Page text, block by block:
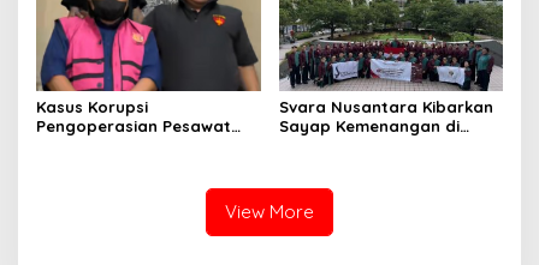
Kasus Korupsi
Pengoperasian Pesawat
Svara Nusantara Kibarkan
Sayap Kemenangan di
View More